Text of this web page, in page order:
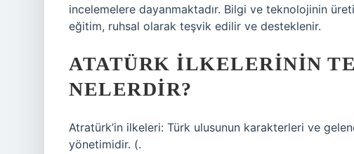
incelemelere dayanmaktadır. Bilgi ve teknolojinin
eğitim, ruhsal olarak teşvik edilir ve desteklenir.
ATATÜRK ILKELERININ
NELERDIR?
Atratürk’in ilkeleri: Türk ulusunun karakterleri ve
yönetimidir. (.